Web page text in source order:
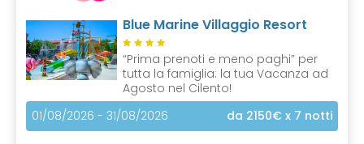
Blue Marine Villaggio Resort
“Prima prenoti e meno paghi” per
tutta la famiglia: la tua Vacanza ad
Agosto nel Cilento!
01/08/2026 - 31/08/2026
da 2150€ x 7 notti